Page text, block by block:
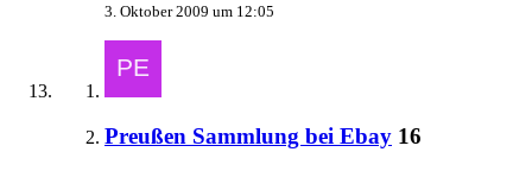
3. Oktober 2009 um 12:05
Preußen Sammlung bei Ebay 16